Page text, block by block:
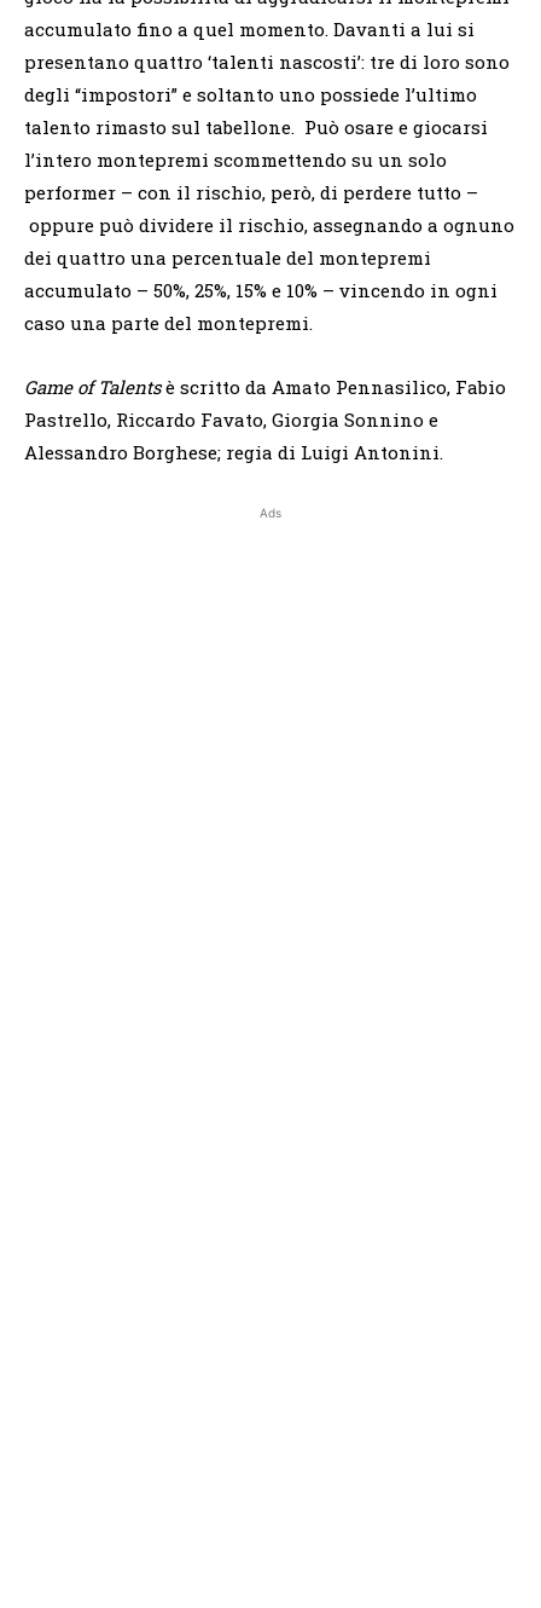
accumulato fino a quel momento. Davanti a lui si
presentano quattro ‘talenti nascosti’: tre di loro sono
degli “impostori” e soltanto uno possiede l’ultimo
talento rimasto sul tabellone. Può osare e giocarsi
l’intero montepremi scommettendo su un solo
performer – con il rischio, però, di perdere tutto –
oppure può dividere il rischio, assegnando a ognuno
dei quattro una percentuale del montepremi
accumulato – 50%, 25%, 15% e 10% – vincendo in ogni
caso una parte del montepremi.
Game of Talentsè scritto da Amato Pennasilico, Fabio
Pastrello, Riccardo Favato, Giorgia Sonnino e
Alessandro Borghese; regia di Luigi Antonini.
Ads